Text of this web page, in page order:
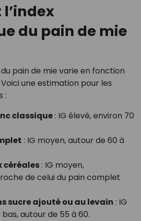
l’index
du pain de mie
du pain de mie varie en fonction
une estimation pour les
:
classique: IG élevé, environ 70
: IG moyen, autour de 60 à
céréales: IG moyen,
de celui du pain complet
sucre ajouté ou au levain : IG
autour de 55 à 60.